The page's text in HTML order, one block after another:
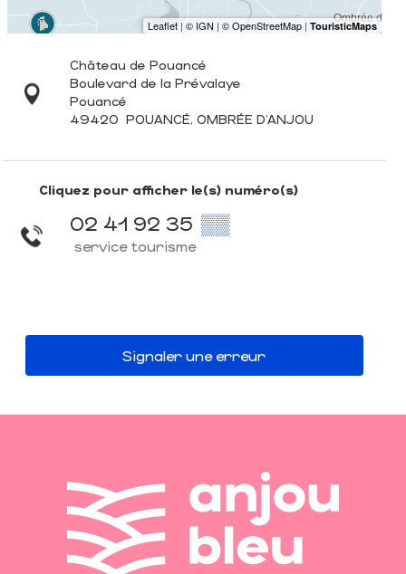
Château de Pouancé
Boulevard de la Prévalaye
Pouancé
49420 POUANCÉ, OMBRÉE D'ANJOU
Cliquez pour afficher le(s) numéro(s)
02 41 92 35 ▒▒
service tourisme
Signaler une erreur